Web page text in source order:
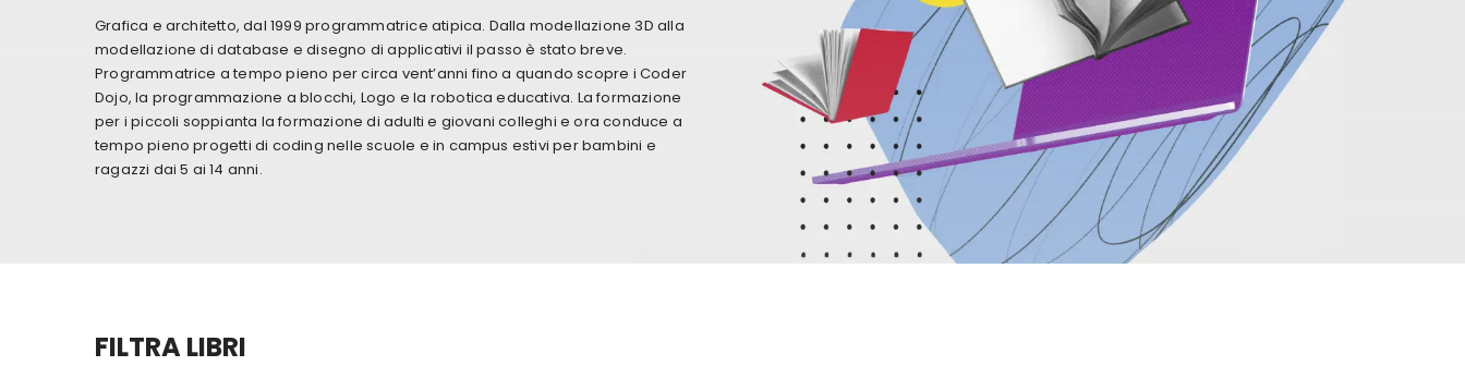
Grafica e architetto, dal 1999 programmatrice atipica. Dalla modellazione 3D alla
modellazione di database e disegno di applicativi il passo è stato breve.
Programmatrice a tempo pieno per circa vent’anni fino a quando scopre i Coder
Dojo, la programmazione a blocchi, Logo e la robotica educativa. La formazione
per i piccoli soppianta la formazione di adulti e giovani colleghi e ora conduce a
tempo pieno progetti di coding nelle scuole e in campus estivi per bambini e
ragazzi dai 5 ai 14 anni.
FILTRA LIBRI